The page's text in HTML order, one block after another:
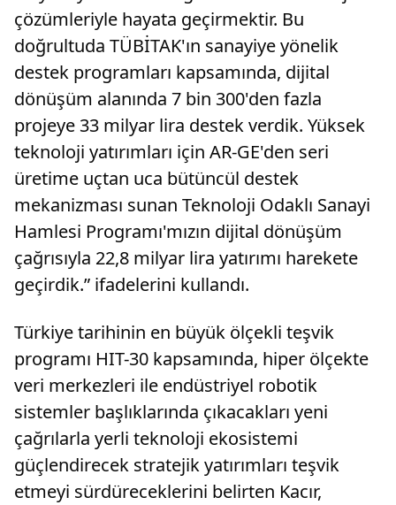
çözümleriyle hayata geçirmektir. Bu
doğrultuda TÜBİTAK'ın sanayiye yönelik
destek programları kapsamında, dijital
dönüşüm alanında 7 bin 300'den fazla
projeye 33 milyar lira destek verdik. Yüksek
teknoloji yatırımları için AR-GE'den seri
üretime uçtan uca bütüncül destek
mekanizması sunan Teknoloji Odaklı Sanayi
Hamlesi Programı'mızın dijital dönüşüm
çağrısıyla 22,8 milyar lira yatırımı harekete
geçirdik.” ifadelerini kullandı.
Türkiye tarihinin en büyük ölçekli teşvik
programı HIT-30 kapsamında, hiper ölçekte
veri merkezleri ile endüstriyel robotik
sistemler başlıklarında çıkacakları yeni
çağrılarla yerli teknoloji ekosistemi
güçlendirecek stratejik yatırımları teşvik
etmeyi sürdüreceklerini belirten Kacır,